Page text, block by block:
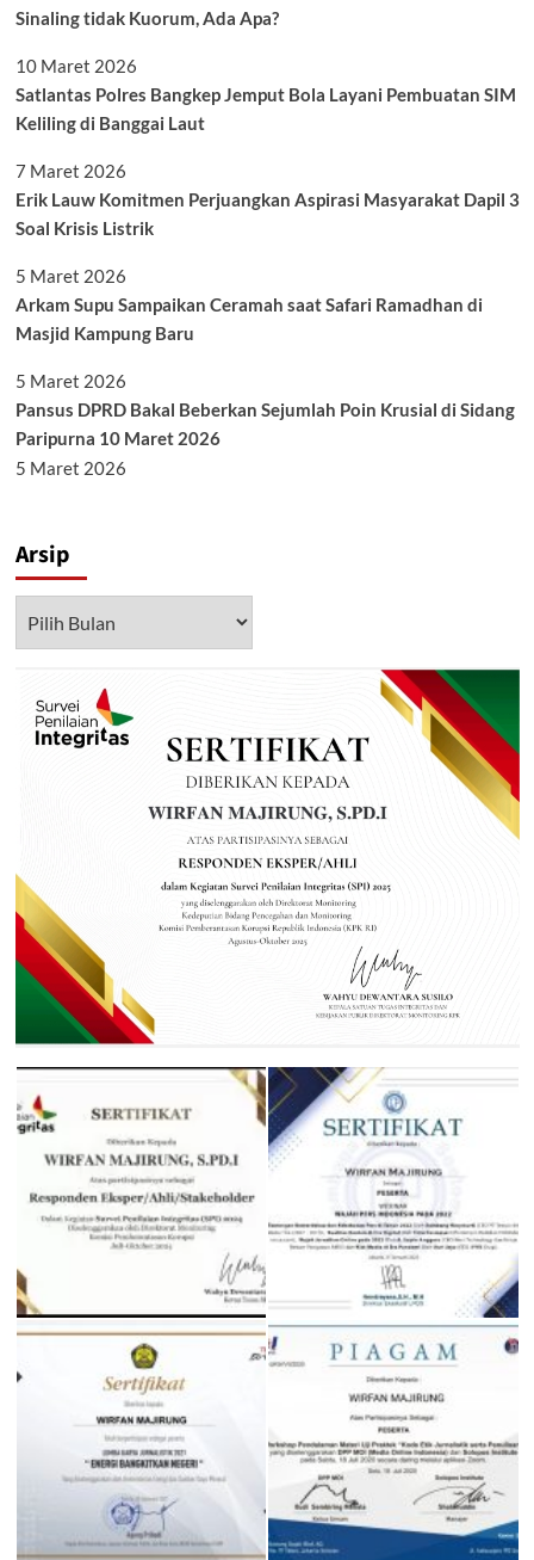
Sinaling tidak Kuorum, Ada Apa?
10 Maret 2026
Satlantas Polres Bangkep Jemput Bola Layani Pembuatan SIM
Keliling di Banggai Laut
7 Maret 2026
Erik Lauw Komitmen Perjuangkan Aspirasi Masyarakat Dapil 3
Soal Krisis Listrik
5 Maret 2026
Arkam Supu Sampaikan Ceramah saat Safari Ramadhan di
Masjid Kampung Baru
5 Maret 2026
Pansus DPRD Bakal Beberkan Sejumlah Poin Krusial di Sidang
Paripurna 10 Maret 2026
5 Maret 2026
Arsip